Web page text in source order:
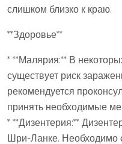
слишком близко к краю.
**Здоровье**
* **Малярия:** В
существует риск
рекомендуется
принять необходимые
* **Дизентерия:**
Шри-Ланке. Необходимо